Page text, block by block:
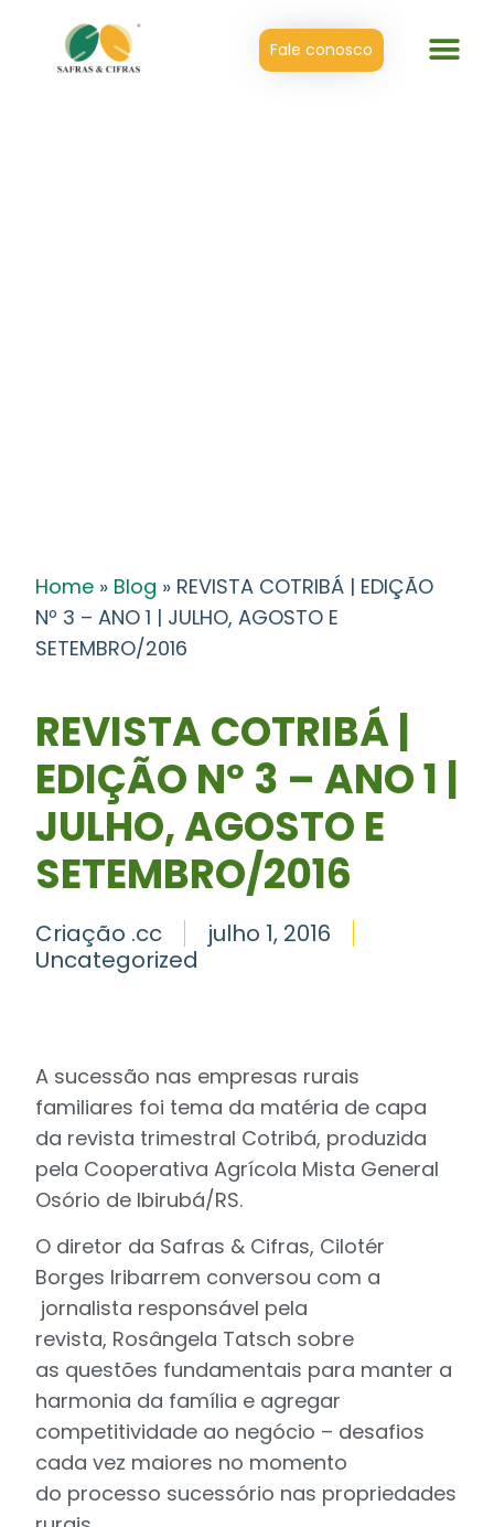
Fale conosco
Home » Blog » REVISTA COTRIBÁ | EDIÇÃO
Nº 3 – ANO 1 | JULHO, AGOSTO E
SETEMBRO/2016
REVISTA COTRIBÁ |
EDIÇÃO Nº 3 – ANO 1 |
JULHO, AGOSTO E
SETEMBRO/2016
Criação .cc
julho 1, 2016
Uncategorized
A sucessão nas empresas rurais
familiares foi tema da matéria de capa
da revista trimestral Cotribá, produzida
pela Cooperativa Agrícola Mista General
Osório de Ibirubá/RS.
O diretor da Safras & Cifras, Cilotér
Borges Iribarrem conversou com a
jornalista responsável pela
revista, Rosângela Tatsch sobre
as questões fundamentais para manter a
harmonia da família e agregar
competitividade ao negócio – desafios
cada vez maiores no momento
do processo sucessório nas propriedades